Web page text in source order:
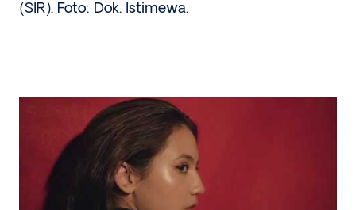
(SIR). Foto: Dok. Istimewa.